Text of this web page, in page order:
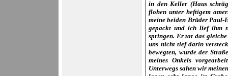
in den Keller (Haus
flohen unter heftigem
meine beiden Brüder Paul-
gepackt und ich lief ihm
springen. Er tat das
uns nicht tief darin
bewegten, wurde der
meines Onkels
Unterwegs sahen wir